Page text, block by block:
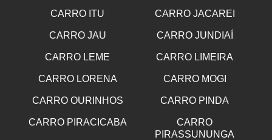
CARRO ITU CARRO JACAREI
CARRO JAU CARRO JUNDIAÍ
CARRO LEME CARRO LIMEIRA
CARRO LORENA CARRO MOGI
CARRO OURINHOS CARRO PINDA
CARRO PIRACICABA
CARRO
PIRASSUNUNGA